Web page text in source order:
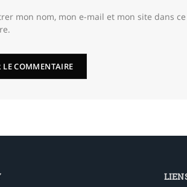
mon nom, mon e-mail et mon site dans